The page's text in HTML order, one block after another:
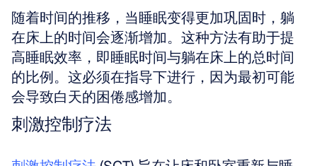
随着时间的推移，当睡眠变得更加巩固时，躺
在床上的时间会逐渐增加。这种方法有助于提
高睡眠效率，即睡眠时间与躺在床上的总时间
的比例。这必须在指导下进行，因为最初可能
会导致白天的困倦感增加。
刺激控制疗法